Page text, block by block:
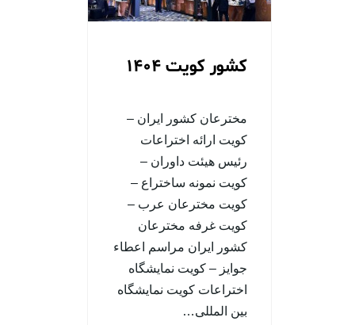
کشور کویت 1404
مخترعان کشور ایران –
کویت ارائه اختراعات
رئیس هیئت داوران –
کویت نمونه ساختراع –
کویت مخترعان عرب –
کویت غرفه مخترعان
کشور ایران مراسم اعطاء
جوایز – کویت نمایشگاه
اختراعات کویت نمایشگاه
بین المللی…